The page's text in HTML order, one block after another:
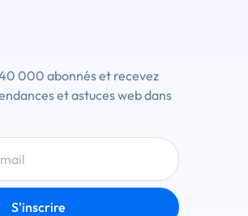
000 abonnés et recevez
et astuces web dans
S'inscrire